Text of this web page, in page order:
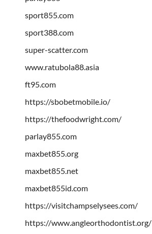
sport855.com
sport388.com
super-scatter.com
www.ratubola88.asia
ft95.com
https://sbobetmobile.io/
https://thefoodwright.com/
parlay855.com
maxbet855.org
maxbet855.net
maxbet855id.com
https://visitchampselysees.com/
https://www.angleorthodontist.org/